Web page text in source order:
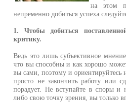
на этом
непременно добиться успеха
1. Чтобы добиться
критику.
Ведь это лишь субъективное
что вы способны и как хорошо
вы сами, поэтому и ориентируйтесь
просто не закончить работу или
порадует. Не вступайте в споры и
либо свою точку зрения, вы только